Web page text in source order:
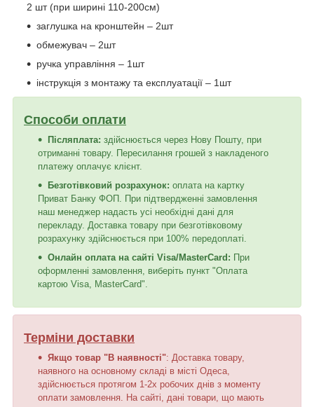
2 шт (при ширині 110-200см)
заглушка на кронштейн – 2шт
обмежувач – 2шт
ручка управління – 1шт
інструкція з монтажу та експлуатації – 1шт
Способи оплати
Післяплата: здійснюється через Нову Пошту, при
отриманні товару. Пересилання грошей з накладеного
платежу оплачує клієнт.
Безготівковий розрахунок: оплата на картку
Приват Банку ФОП. При підтвердженні замовлення
наш менеджер надасть усі необхідні дані для
перекладу. Доставка товару при безготівковому
розрахунку здійснюється при 100% передоплаті.
Онлайн оплата на сайті Visa/MasterCard: При
оформленні замовлення, виберіть пункт "Оплата
картою Visa, MasterCard".
Терміни доставки
Якщо товар "В наявності": Доставка товару,
наявного на основному складі в місті Одеса,
здійснюється протягом 1-2х робочих днів з моменту
оплати замовлення. На сайті, дані товари, що мають